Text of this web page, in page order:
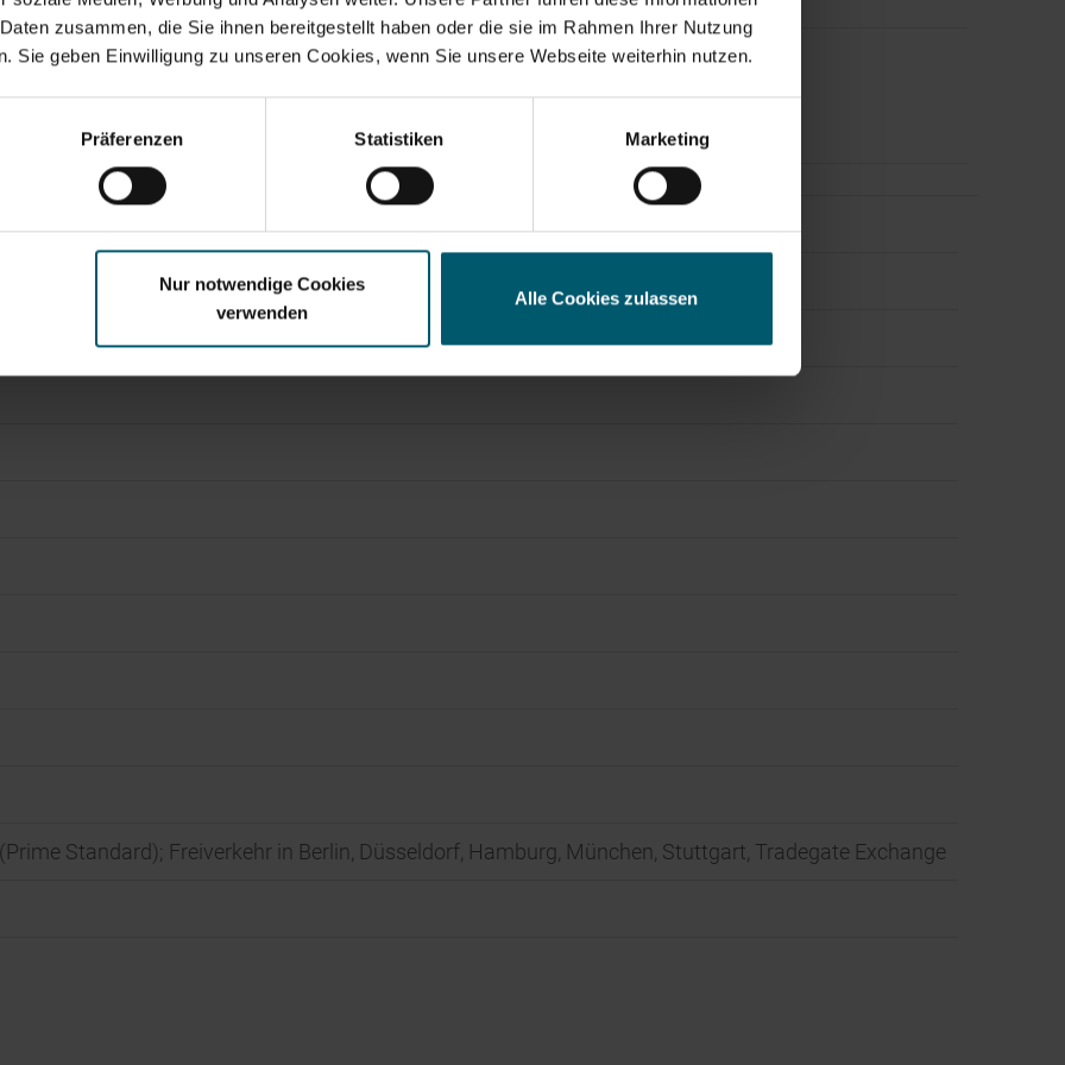
zusammen, die Sie ihnen bereitgestellt haben oder die sie im Rahmen Ihrer Nutzung
Sie geben Einwilligung zu unseren Cookies, wenn Sie unsere Webseite weiterhin nutzen.
Präferenzen Statistiken Marketing
Nur notwendige Cookies
verwenden
Alle Cookies zulassen
umfassen gesetzliche Meldepflichten, Corporate News/Finanznachrichten und
Standard); Freiverkehr in Berlin, Düsseldorf, Hamburg, München, Stuttgart, Tradegate Exchange
Suchvorschläge
Jahresfinanzbericht Corporate Governance